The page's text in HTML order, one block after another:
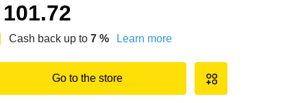
101.72
Cash back up to 7 % Learn more
Go to the store